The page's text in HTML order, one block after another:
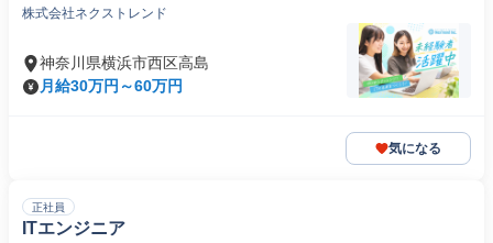
株式会社ネクストレンド
神奈川県横浜市西区高島
月給30万円～60万円
気になる
正社員
ITエンジニア